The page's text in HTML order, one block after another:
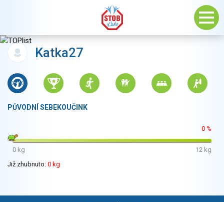
Katka27
PŮVODNÍ SEBEKOUČINK
0 %
0 kg
12 kg
Již zhubnuto: 0 kg